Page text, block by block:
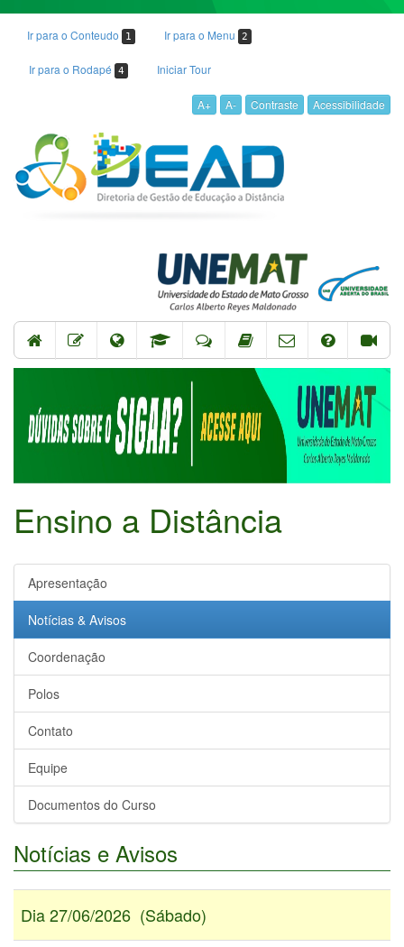
Ir para o Conteudo 1 Ir para o Menu 2
Ir para o Rodapé 4 Iniciar Tour
A+ A- Contraste Acessibilidade
Ensino a Distância
Apresentação
Notícias & Avisos
Coordenação
Polos
Contato
Equipe
Documentos do Curso
Notícias e Avisos
Dia 27/06/2026 (Sábado)